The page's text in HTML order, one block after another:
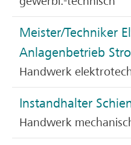
Meister/Techniker
Anlagenbetrieb
Handwerk
Instandhalter
Handwerk